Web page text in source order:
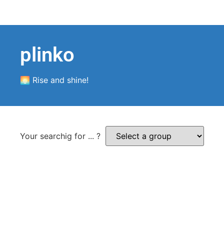
plinko
🌅 Rise and shine!
Your searchig for ... ?